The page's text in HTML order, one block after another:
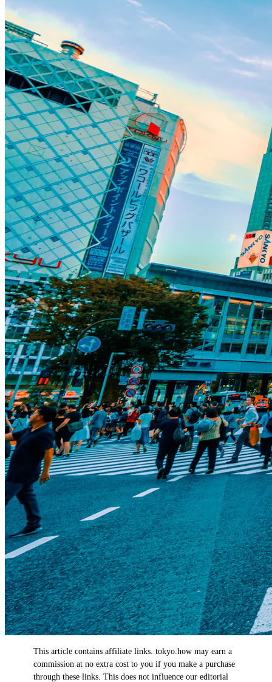
This article contains affiliate links. tokyo.how may earn a
commission at no extra cost to you if you make a purchase
through these links. This does not influence our editorial